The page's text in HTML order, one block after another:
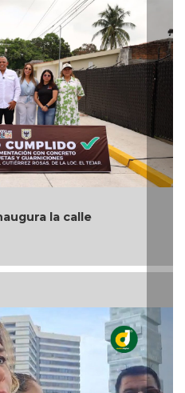
rinde protesta
Galván